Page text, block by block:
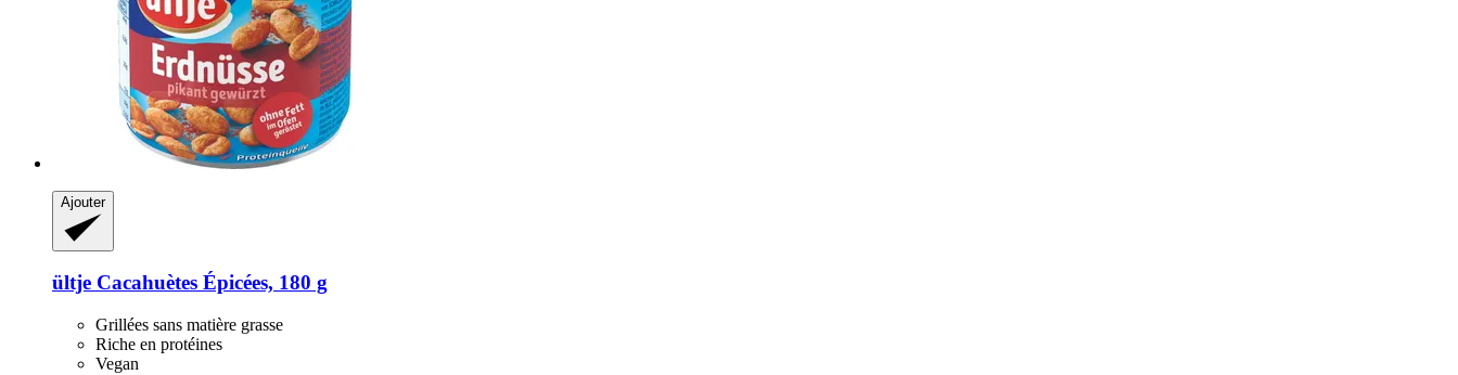
Ajouter
ültje Cacahuètes Épicées, 180 g
Grillées sans matière grasse
Riche en protéines
Vegan